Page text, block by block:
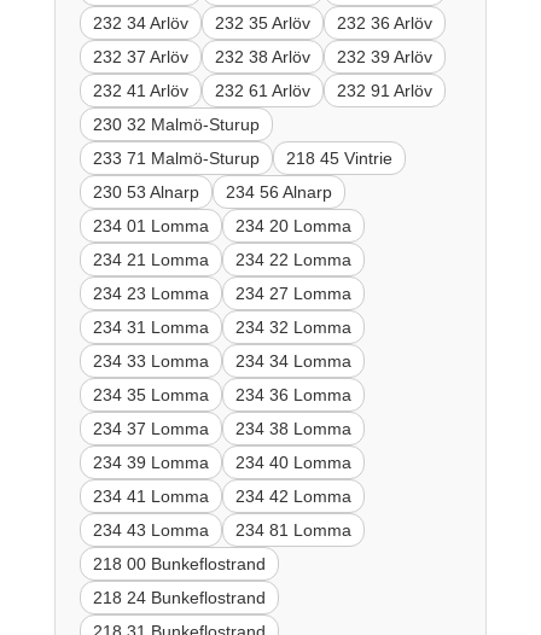
232 34 Arlöv
232 35 Arlöv
232 36 Arlöv
232 37 Arlöv
232 38 Arlöv
232 39 Arlöv
232 41 Arlöv
232 61 Arlöv
232 91 Arlöv
230 32 Malmö-Sturup
233 71 Malmö-Sturup
218 45 Vintrie
230 53 Alnarp
234 56 Alnarp
234 01 Lomma
234 20 Lomma
234 21 Lomma
234 22 Lomma
234 23 Lomma
234 27 Lomma
234 31 Lomma
234 32 Lomma
234 33 Lomma
234 34 Lomma
234 35 Lomma
234 36 Lomma
234 37 Lomma
234 38 Lomma
234 39 Lomma
234 40 Lomma
234 41 Lomma
234 42 Lomma
234 43 Lomma
234 81 Lomma
218 00 Bunkeflostrand
218 24 Bunkeflostrand
218 31 Bunkeflostrand